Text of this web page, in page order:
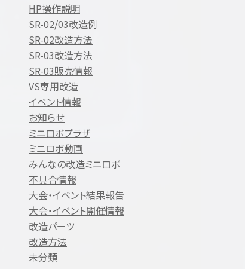
HP操作説明
SR-02/03改造例
SR-02改造方法
SR-03改造方法
SR-03販売情報
VS専用改造
イベント情報
お知らせ
ミニロボプラザ
ミニロボ動画
みんなの改造ミニロボ
不具合情報
大会・イベント結果報告
大会・イベント開催情報
改造パーツ
改造方法
未分類